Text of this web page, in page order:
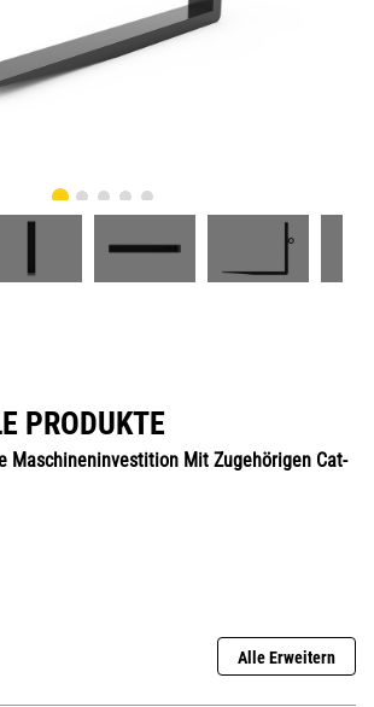
PRODUKTE
Maschineninvestition Mit Zugehörigen Cat-
Alle Erweitern